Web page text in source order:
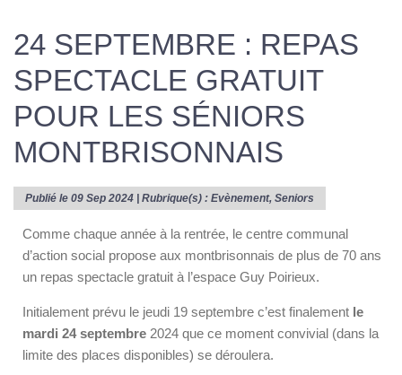
24 SEPTEMBRE : REPAS
SPECTACLE GRATUIT
POUR LES SÉNIORS
MONTBRISONNAIS
Publié le 09 Sep 2024 | Rubrique(s) : Evènement, Seniors
Comme chaque année à la rentrée, le centre communal
d’action social propose aux montbrisonnais de plus de 70 ans
un repas spectacle gratuit à l’espace Guy Poirieux.
Initialement prévu le jeudi 19 septembre c’est finalement le
mardi 24 septembre 2024 que ce moment convivial (dans la
limite des places disponibles) se déroulera.